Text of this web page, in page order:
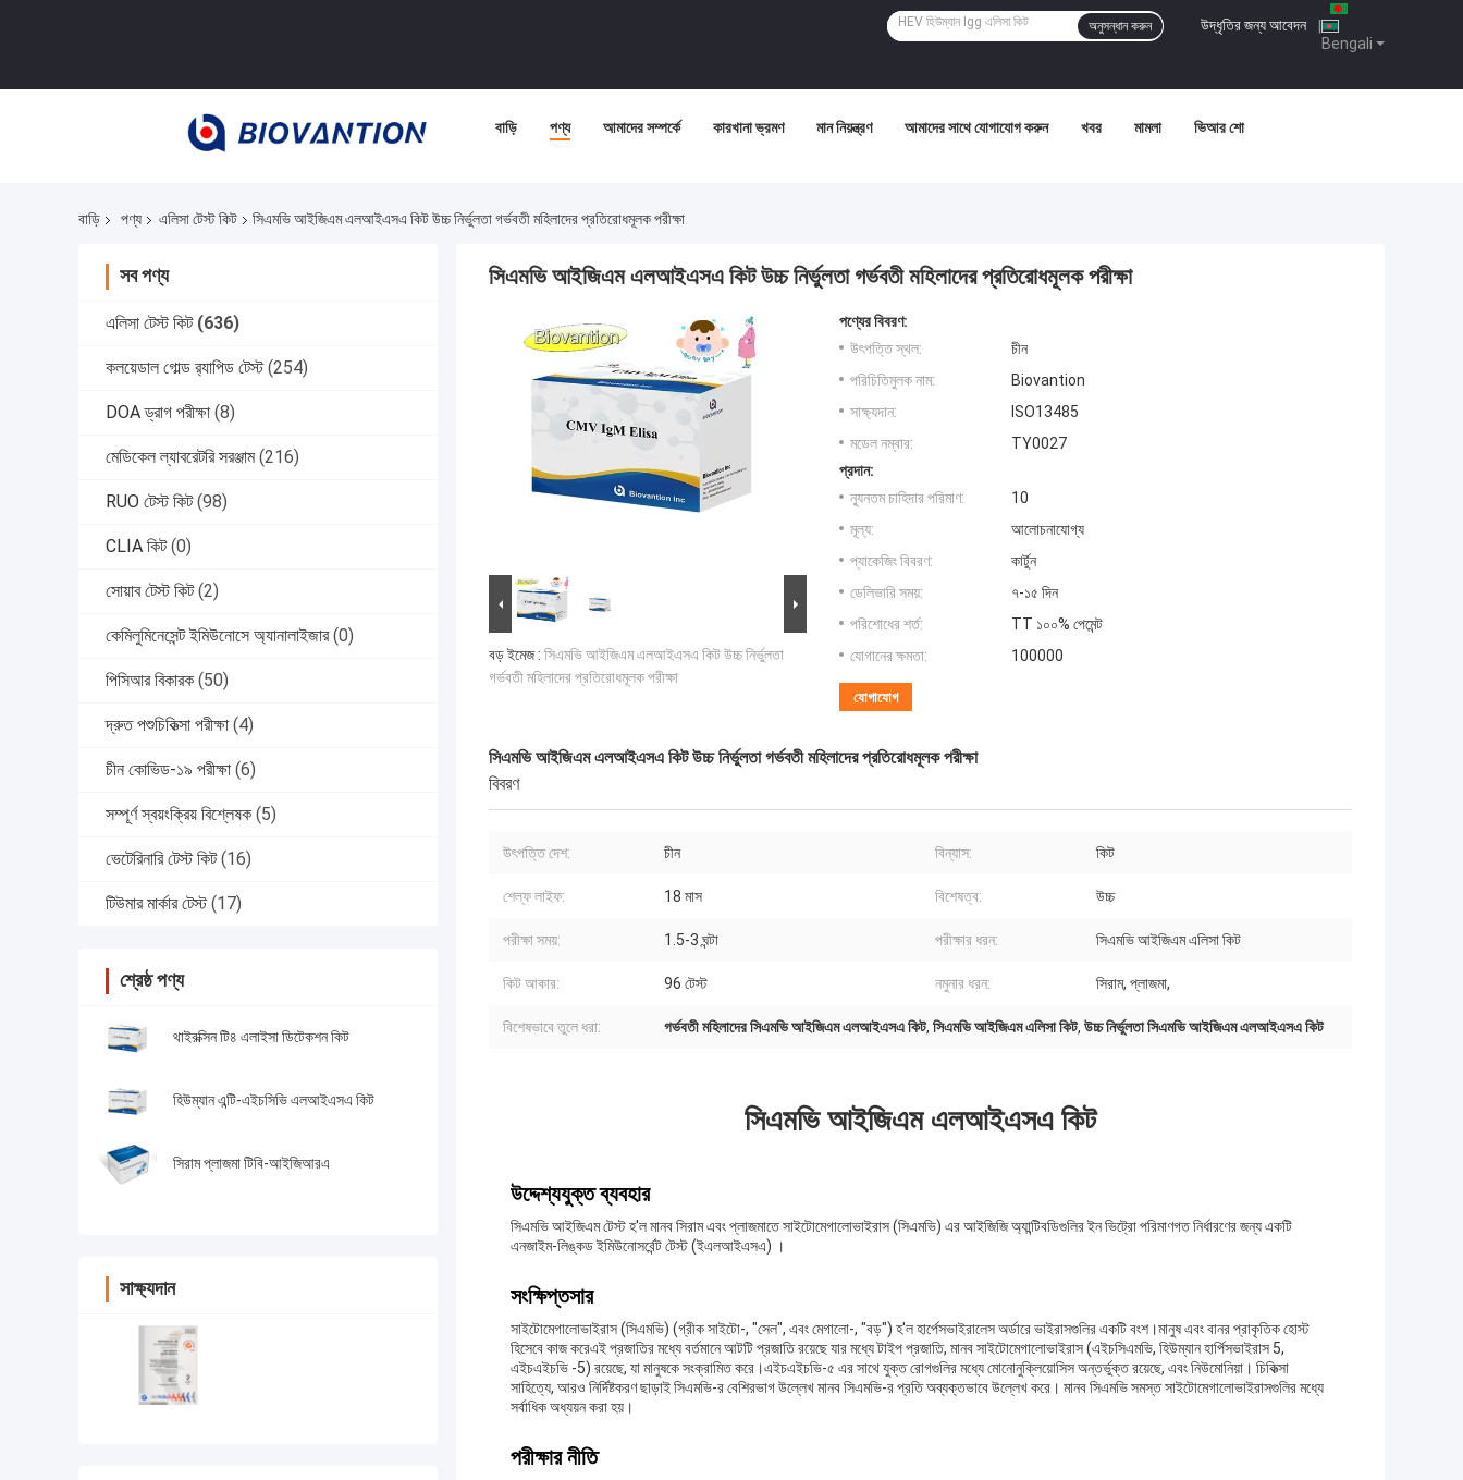
Bengali
উদ্ধৃতির জন্য আবেদন |
অনুসন্ধান করুন
বাড়ি পণ্য আমাদের সম্পর্কে কারখানা ভ্রমণ মান নিয়ন্ত্রণ আমাদের সাথে যোগাযোগ করুন খবর মামলা ভিআর শো
বাড়ি পণ্য এলিসা টেস্ট কিট সিএমভি আইজিএম এলআইএসএ কিট উচ্চ নির্ভুলতা গর্ভবতী মহিলাদের প্রতিরোধমূলক পরীক্ষা
সব পণ্য
এলিসা টেস্ট কিট (636)
কলয়েডাল গোল্ড র‍্যাপিড টেস্ট (254)
DOA ড্রাগ পরীক্ষা (8)
মেডিকেল ল্যাবরেটরি সরঞ্জাম (216)
RUO টেস্ট কিট (98)
CLIA কিট (0)
সোয়াব টেস্ট কিট (2)
কেমিলুমিনেসেন্ট ইমিউনোসে অ্যানালাইজার (0)
পিসিআর বিকারক (50)
দ্রুত পশুচিকিত্সা পরীক্ষা (4)
চীন কোভিড-১৯ পরীক্ষা (6)
সম্পূর্ণ স্বয়ংক্রিয় বিশ্লেষক (5)
ভেটেরিনারি টেস্ট কিট (16)
টিউমার মার্কার টেস্ট (17)
শ্রেষ্ঠ পণ্য
থাইরক্সিন টি৪ এলাইসা ডিটেকশন কিট
হিউম্যান এন্টি-এইচসিভি এলআইএসএ কিট
সিরাম প্লাজমা টিবি-আইজিআরএ
সাক্ষ্যদান
সিএমভি আইজিএম এলআইএসএ কিট উচ্চ নির্ভুলতা গর্ভবতী মহিলাদের প্রতিরোধমূলক পরীক্ষা
বড় ইমেজ : সিএমভি আইজিএম এলআইএসএ কিট উচ্চ নির্ভুলতা
গর্ভবতী মহিলাদের প্রতিরোধমূলক পরীক্ষা
পণ্যের বিবরণ:
উৎপত্তি স্থল:
চীন
পরিচিতিমুলক নাম:
Biovantion
সাক্ষ্যদান:
ISO13485
মডেল নম্বার:
TY0027
প্রদান:
ন্যূনতম চাহিদার পরিমাণ:
10
মূল্য:
আলোচনাযোগ্য
প্যাকেজিং বিবরণ:
কার্টুন
ডেলিভারি সময়:
৭-১৫ দিন
পরিশোধের শর্ত:
TT ১০০% পেমেন্ট
যোগানের ক্ষমতা:
100000
যোগাযোগ
সিএমভি আইজিএম এলআইএসএ কিট উচ্চ নির্ভুলতা গর্ভবতী মহিলাদের প্রতিরোধমূলক পরীক্ষা
বিবরণ
উৎপত্তি দেশ: চীন বিন্যাস: কিট
শেল্ফ লাইফ: 18 মাস বিশেষত্ব: উচ্চ
পরীক্ষা সময়: 1.5-3 ঘন্টা পরীক্ষার ধরন: সিএমভি আইজিএম এলিসা কিট
কিট আকার: 96 টেস্ট নমুনার ধরন: সিরাম, প্লাজমা,
বিশেষভাবে তুলে ধরা: গর্ভবতী মহিলাদের সিএমভি আইজিএম এলআইএসএ কিট, সিএমভি আইজিএম এলিসা কিট, উচ্চ নির্ভুলতা সিএমভি আইজিএম এলআইএসএ কিট
সিএমভি আইজিএম এলআইএসএ কিট
উদ্দেশ্যযুক্ত ব্যবহার
সিএমভি আইজিএম টেস্ট হ'ল মানব সিরাম এবং প্লাজমাতে সাইটোমেগালোভাইরাস (সিএমভি) এর আইজিজি অ্যান্টিবডিগুলির ইন ভিট্রো পরিমাণগত নির্ধারণের জন্য একটি
এনজাইম-লিঙ্কড ইমিউনোসর্বেন্ট টেস্ট (ইএলআইএসএ) ।
সংক্ষিপ্তসার
সাইটোমেগালোভাইরাস (সিএমভি) (গ্রীক সাইটো-, "সেল", এবং মেগালো-, "বড়") হ'ল হার্পেসভাইরালেস অর্ডারে ভাইরাসগুলির একটি বংশ।মানুষ এবং বানর প্রাকৃতিক হোস্ট
হিসেবে কাজ করেএই প্রজাতির মধ্যে বর্তমানে আটটি প্রজাতি রয়েছে যার মধ্যে টাইপ প্রজাতি, মানব সাইটোমেগালোভাইরাস (এইচসিএমভি, হিউম্যান হার্পিসভাইরাস 5,
এইচএইচভি -5) রয়েছে, যা মানুষকে সংক্রামিত করে।এইচএইচভি-৫ এর সাথে যুক্ত রোগগুলির মধ্যে মোনোনুক্লিয়োসিস অন্তর্ভুক্ত রয়েছে, এবং নিউমোনিয়া। চিকিত্সা
সাহিত্যে, আরও নির্দিষ্টকরণ ছাড়াই সিএমভি-র বেশিরভাগ উল্লেখ মানব সিএমভি-র প্রতি অব্যক্তভাবে উল্লেখ করে। মানব সিএমভি সমস্ত সাইটোমেগালোভাইরাসগুলির মধ্যে
সর্বাধিক অধ্যয়ন করা হয়।
পরীক্ষার নীতি